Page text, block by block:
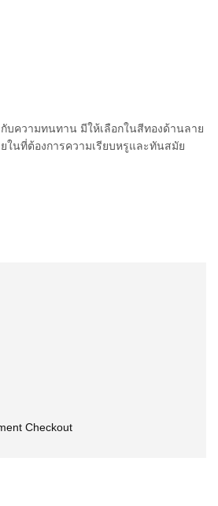
บความทนทาน มีให้เลือกในสีทองด้านลาย
นที่ต้องการความเรียบหรูและทันสมัย
Checkout